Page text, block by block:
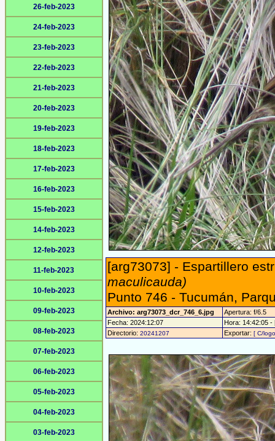
26-feb-2023
24-feb-2023
23-feb-2023
22-feb-2023
21-feb-2023
20-feb-2023
19-feb-2023
18-feb-2023
17-feb-2023
16-feb-2023
15-feb-2023
14-feb-2023
12-feb-2023
11-feb-2023
10-feb-2023
09-feb-2023
08-feb-2023
07-feb-2023
06-feb-2023
05-feb-2023
04-feb-2023
03-feb-2023
[arg73073] - Espartillero
maculicauda)
Punto 746 - Tucumán,
Archivo: arg73073_dcr_746_6.jpg
Apertura: f/6.5
Fecha: 2024:12:07
Hora: 14:42:05 -
Directorio: 20241207 Exportar: [ C/